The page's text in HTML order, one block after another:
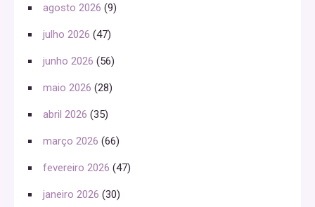
agosto 2026 (9)
julho 2026 (47)
junho 2026 (56)
maio 2026 (28)
abril 2026 (35)
março 2026 (66)
fevereiro 2026 (47)
janeiro 2026 (30)